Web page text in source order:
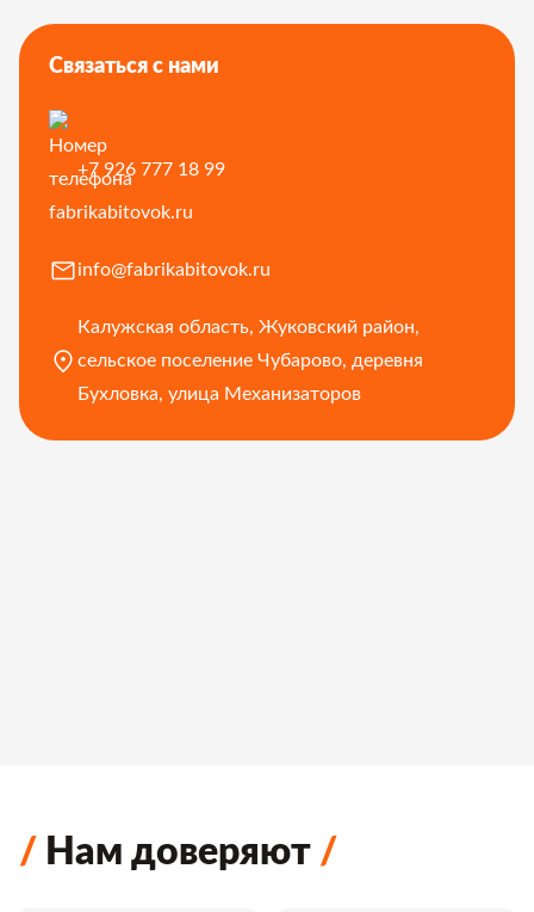
Связаться с нами
+7 926 777 18 99
info@fabrikabitovok.ru
Калужская область, Жуковский район,
сельское поселение Чубарово, деревня
Бухловка, улица Механизаторов
Нам доверяют